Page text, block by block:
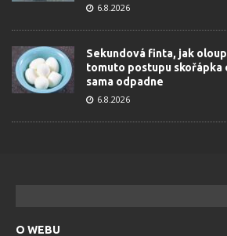
6.8.2026
Sekundová finta, jak
tomuto postupu skořápka
sama odpadne
6.8.2026
O WEBU